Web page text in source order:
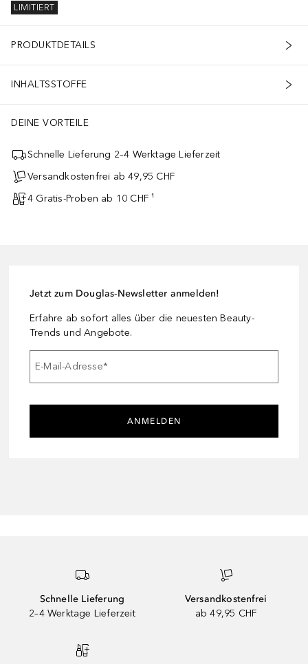
LIMITIERT
PRODUKTDETAILS
INHALTSSTOFFE
DEINE VORTEILE
Schnelle Lieferung 2–4 Werktage Lieferzeit
Versandkostenfrei ab 49,95 CHF
4 Gratis-Proben ab 10 CHF ¹
Jetzt zum Douglas-Newsletter anmelden!
Erfahre ab sofort alles über die neuesten Beauty-
Trends und Angebote.
E-Mail-Adresse*
ANMELDEN
Schnelle Lieferung
2–4 Werktage Lieferzeit
Versandkostenfrei
ab 49,95 CHF